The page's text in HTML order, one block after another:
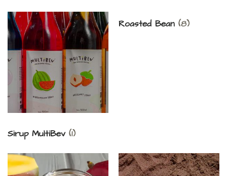
Sirup MultiBev (1)
Roasted Bean (8)